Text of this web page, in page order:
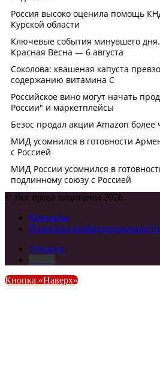
© Все права защищены 2026
Контакты
Политика конфиденциальности
Telegram
Кнопка «Наверх»